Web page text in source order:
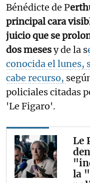
Bénédicte de P
principal cara
juicio que se
dos mesesy de la s
conocida el lunes,
cabe recurso,
policiales citadas
'Le Figaro'.
Le
la